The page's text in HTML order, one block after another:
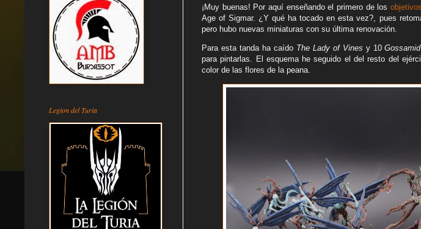
¡Muy buenas! Por aquí enseñando el primero de los
Age of Sigmar. ¿Y qué ha tocado en esta vez?, pues
pero hubo nuevas miniaturas con su última renovación.
Para esta tanda ha caído The Lady of Vines y 10
para pintarlas. El esquema he seguido el del resto del
color de las flores de la peana.
Legion del Turia